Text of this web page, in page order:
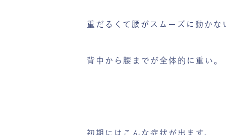
重だるくて腰がスムーズに動かな
背中から腰までが全体的に重い。
初期にはこんな症状が出ます。